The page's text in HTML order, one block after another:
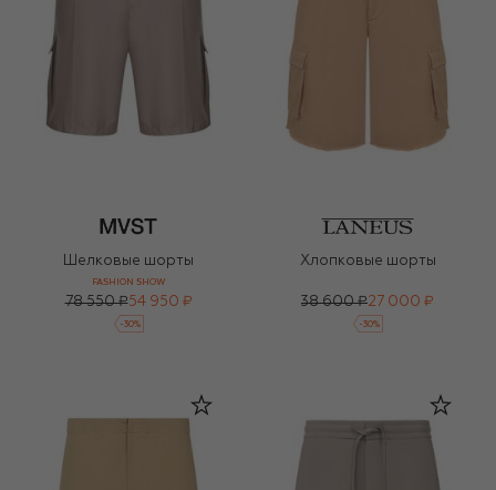
Шелковые шорты
FASHION SHOW
78 550 ₽54 950 ₽
-30%
Хлопковые шорты
38 600 ₽27 000 ₽
-30%